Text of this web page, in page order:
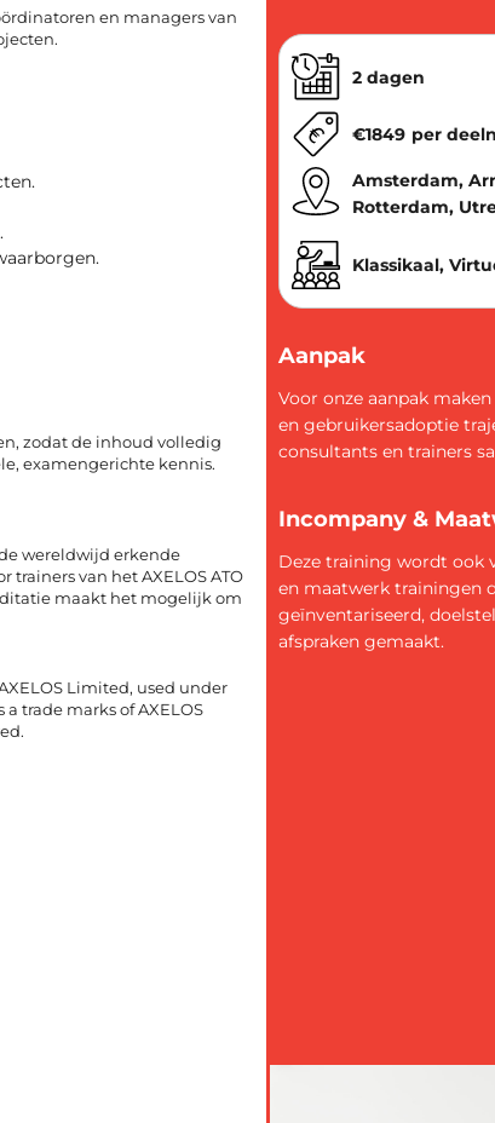
en managers van
zodat de inhoud volledig
examengerichte kennis.
wereldwijd erkende
trainers van het AXELOS ATO
maakt het mogelijk om
Limited, used under
trade marks of AXELOS
2 dagen
€1849 per
Amsterdam,
Rotterdam,
Klassikaal,
Aanpak
Voor onze aanpak
en gebruikersadoptie
consultants en trainers
Incompany &
Deze training wordt ook
en maatwerk trainingen
geïnventariseerd,
afspraken gemaakt.